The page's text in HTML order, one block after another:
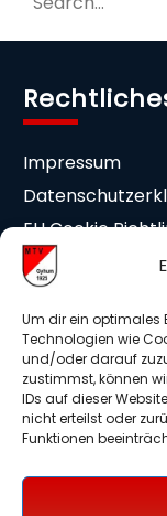
Um dir ein optimales
Technologien wie
und/oder darauf
zustimmst, können
IDs auf dieser
nicht erteilst oder
Funktionen
Impressum
EU Cookie
Cookie-
Mitglieder Info